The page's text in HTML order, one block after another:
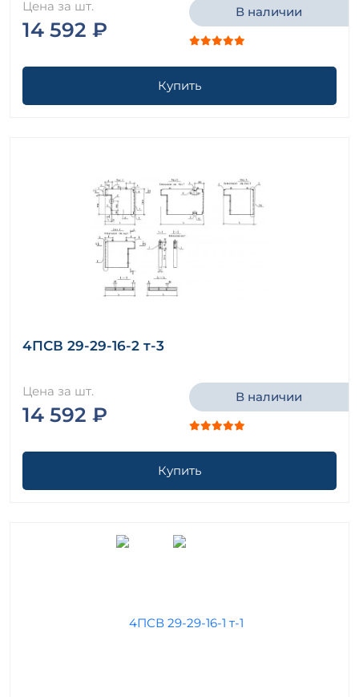
Цена за шт.
14 592 ₽
В наличии
Купить
4ПСВ 29-29-16-2 т-3
Цена за шт.
14 592 ₽
В наличии
Купить